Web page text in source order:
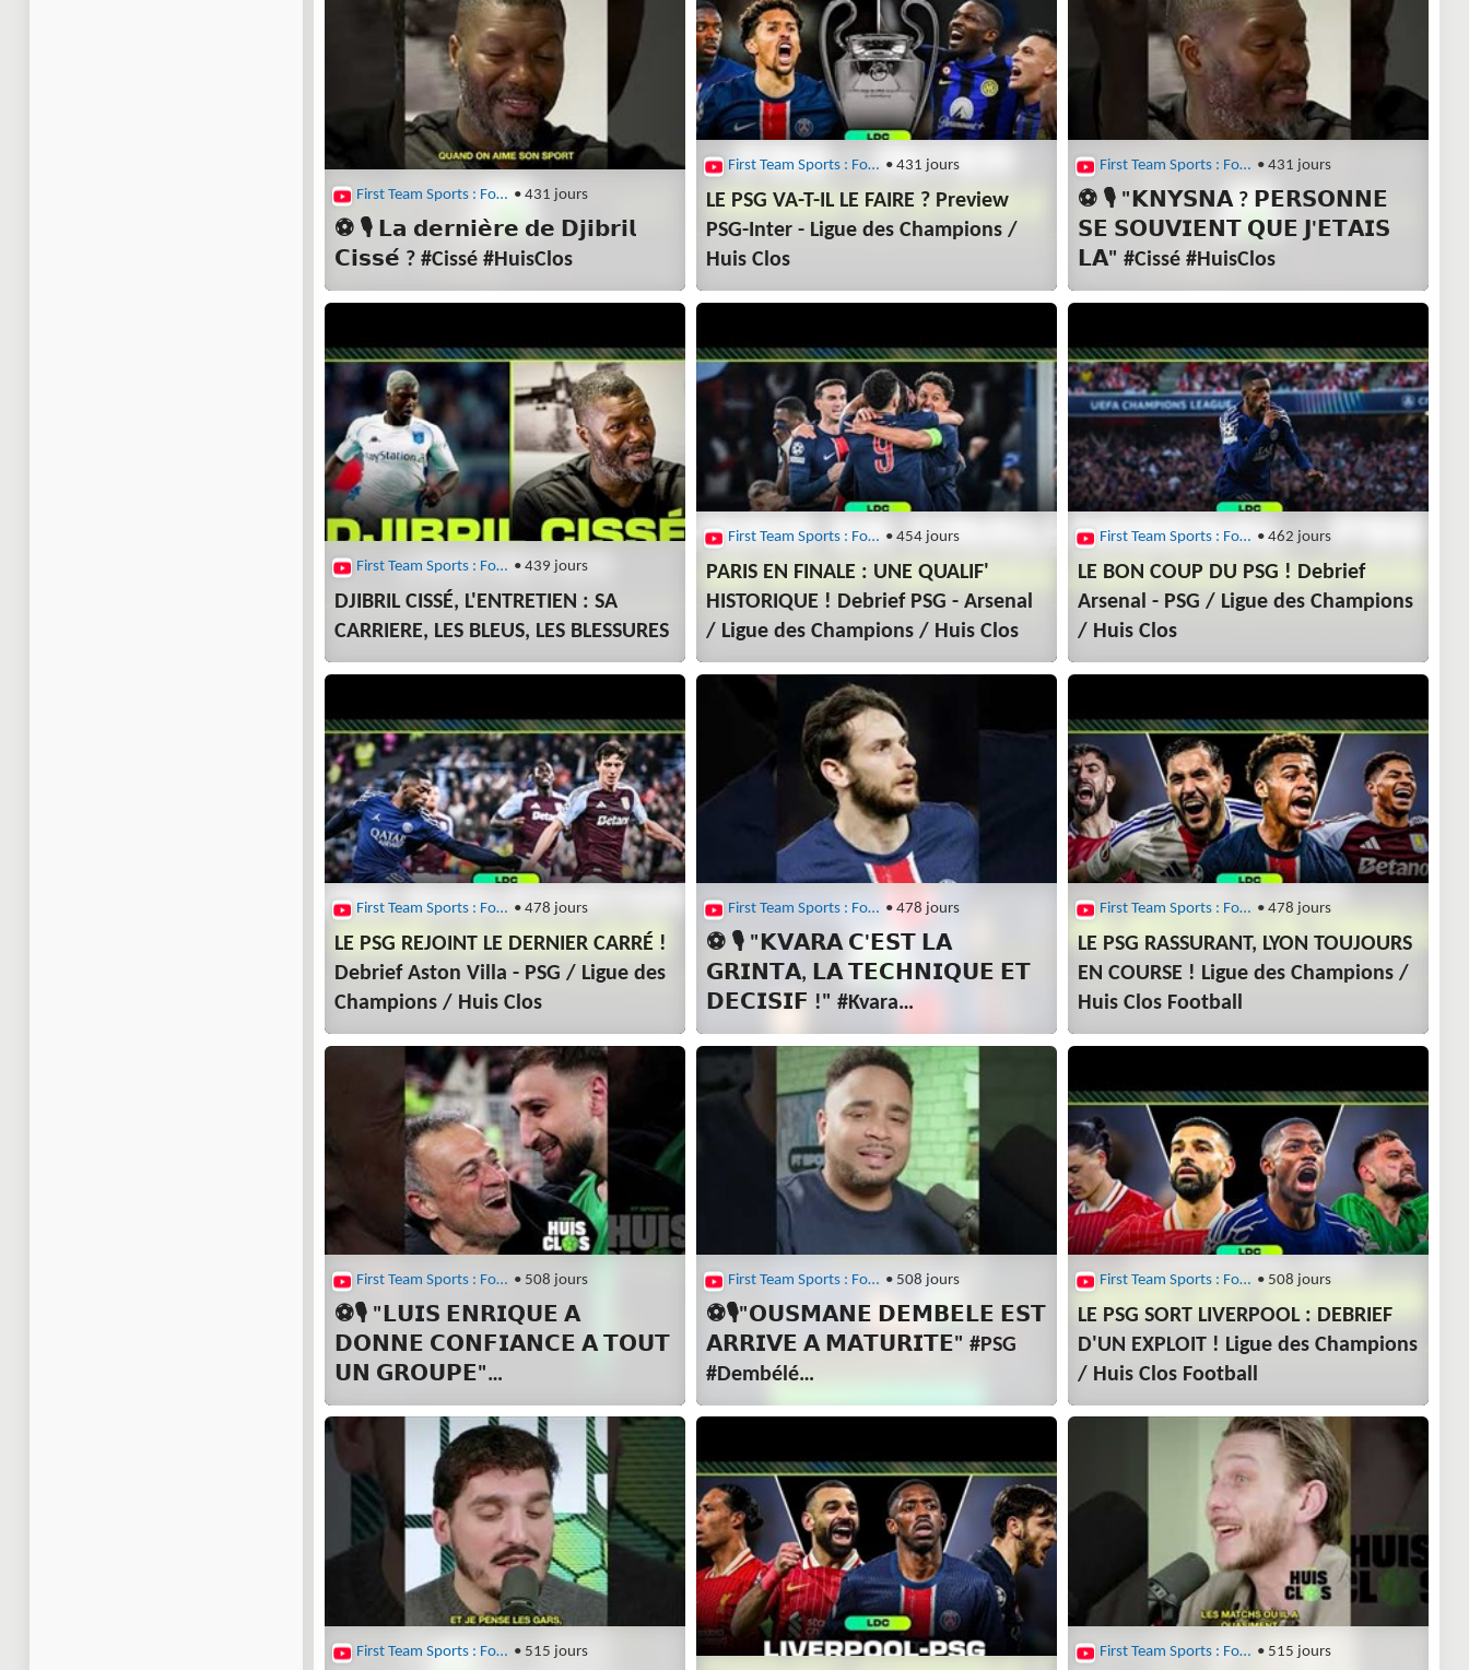
First Team Sports : Football • 431 jours
⚽ 🎙️ 𝗟𝗮 𝗱𝗲𝗿𝗻𝗶𝗲̀𝗿𝗲 𝗱𝗲 𝗗𝗷𝗶𝗯𝗿𝗶𝗹
𝗖𝗶𝘀𝘀𝗲́ ? #Cissé #HuisClos
First Team Sports : Football • 431 jours
LE PSG VA-T-IL LE FAIRE ? Preview
PSG-Inter - Ligue des Champions /
Huis Clos
First Team Sports : Football • 431 jours
⚽ 🎙️ "𝗞𝗡𝗬𝗦𝗡𝗔 ? 𝗣𝗘𝗥𝗦𝗢𝗡𝗡𝗘
𝗦𝗘 𝗦𝗢𝗨𝗩𝗜𝗘𝗡𝗧 𝗤𝗨𝗘 𝗝'𝗘𝗧𝗔𝗜𝗦
𝗟𝗔" #Cissé #HuisClos
First Team Sports : Football • 439 jours
DJIBRIL CISSÉ, L'ENTRETIEN : SA
CARRIERE, LES BLEUS, LES BLESSURES
First Team Sports : Football • 454 jours
PARIS EN FINALE : UNE QUALIF'
HISTORIQUE ! Debrief PSG - Arsenal
/ Ligue des Champions / Huis Clos
First Team Sports : Football • 462 jours
LE BON COUP DU PSG ! Debrief
Arsenal - PSG / Ligue des Champions
/ Huis Clos
First Team Sports : Football • 478 jours
LE PSG REJOINT LE DERNIER CARRÉ !
Debrief Aston Villa - PSG / Ligue des
Champions / Huis Clos
First Team Sports : Football • 478 jours
⚽ 🎙️ "𝗞𝗩𝗔𝗥𝗔 𝗖'𝗘𝗦𝗧 𝗟𝗔
𝗚𝗥𝗜𝗡𝗧𝗔, 𝗟𝗔 𝗧𝗘𝗖𝗛𝗡𝗜𝗤𝗨𝗘 𝗘𝗧
𝗗𝗘𝗖𝗜𝗦𝗜𝗙 !" #Kvara
#PSG #LiguedesChampions
First Team Sports : Football • 478 jours
LE PSG RASSURANT, LYON TOUJOURS
EN COURSE ! Ligue des Champions /
Huis Clos Football
First Team Sports : Football • 508 jours
⚽🎙 "𝗟𝗨𝗜𝗦 𝗘𝗡𝗥𝗜𝗤𝗨𝗘 𝗔
𝗗𝗢𝗡𝗡𝗘 𝗖𝗢𝗡𝗙𝗜𝗔𝗡𝗖𝗘 𝗔 𝗧𝗢𝗨𝗧
𝗨𝗡 𝗚𝗥𝗢𝗨𝗣𝗘"
#LigueDesChampions #PSG
#Liverpool #Enrique
First Team Sports : Football • 508 jours
⚽🎙"𝗢𝗨𝗦𝗠𝗔𝗡𝗘 𝗗𝗘𝗠𝗕𝗘𝗟𝗘 𝗘𝗦𝗧
𝗔𝗥𝗥𝗜𝗩𝗘 𝗔 𝗠𝗔𝗧𝗨𝗥𝗜𝗧𝗘" #PSG
#Dembélé
#Liverpool #LigueDesChampions
First Team Sports : Football • 508 jours
LE PSG SORT LIVERPOOL : DEBRIEF
D'UN EXPLOIT ! Ligue des Champions
/ Huis Clos Football
First Team Sports : Football • 515 jours First Team Sports : Football • 515 jours